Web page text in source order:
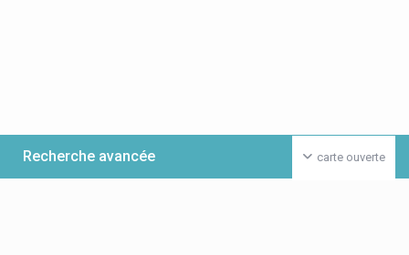
carte ouverte
Recherche avancée